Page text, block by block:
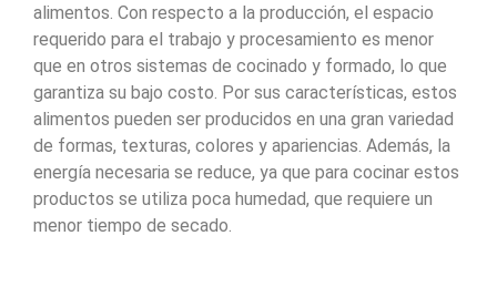
alimentos. Con respecto a la producción, el espacio
requerido para el trabajo y procesamiento es menor
que en otros sistemas de cocinado y formado, lo que
garantiza su bajo costo. Por sus características, estos
alimentos pueden ser producidos en una gran variedad
de formas, texturas, colores y apariencias. Además, la
energía necesaria se reduce, ya que para cocinar estos
productos se utiliza poca humedad, que requiere un
menor tiempo de secado.